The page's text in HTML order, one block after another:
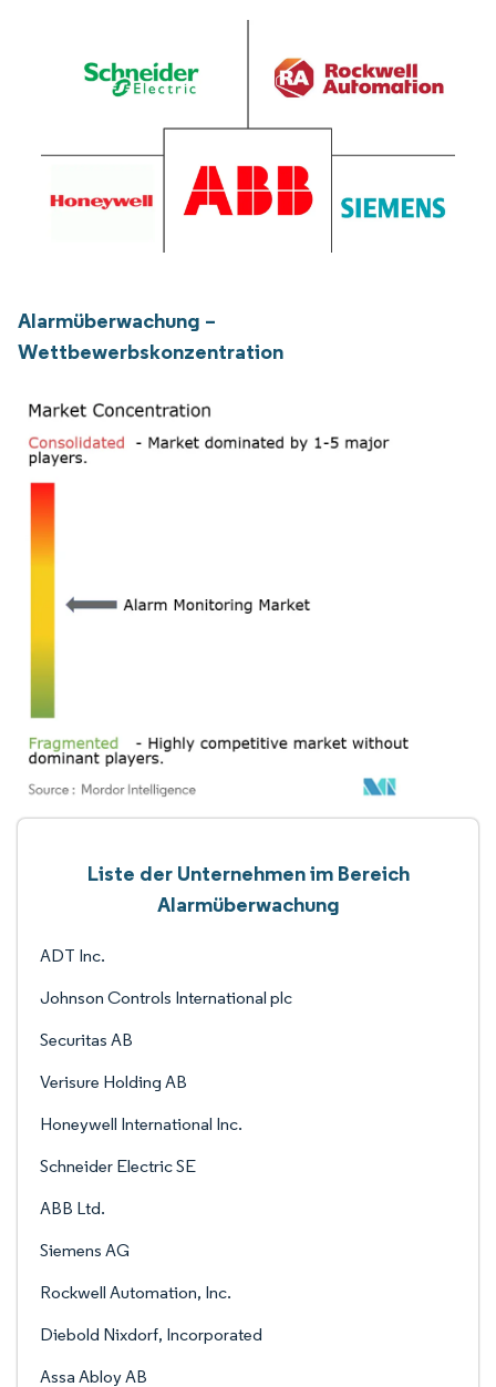
Alarmüberwachung –
Wettbewerbskonzentration
Liste der Unternehmen im Bereich
Alarmüberwachung
ADT Inc.
Johnson Controls International plc
Securitas AB
Verisure Holding AB
Honeywell International Inc.
Schneider Electric SE
ABB Ltd.
Siemens AG
Rockwell Automation, Inc.
Diebold Nixdorf, Incorporated
Assa Abloy AB